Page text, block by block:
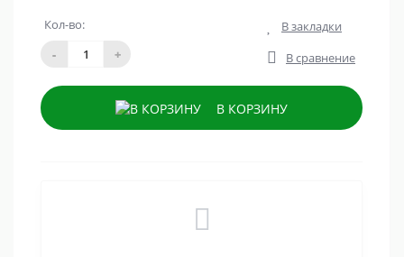
Кол-во:
-
+
В закладки
В сравнение
В КОРЗИНУ